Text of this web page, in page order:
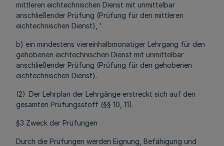
mittleren eichtechnischen Dienst mit unmittelbar
anschließender Prüfung (Prüfung für den mittleren
eichtechnischen Dienst), '
b) ein mindestens viereinhalbmonatiger Lehrgang für den
gehobenen eichtechnischen Dienst mit unmittelbar
anschließender Prüfung (Prüfung für den gehobenen
eichtechnischen Dienst).
(2) .Der Lehrplan der Lehrgänge erstreckt sich auf den
gesamten Prüfungsstoff (§§ 10, 11).
§3 Zweck der Prüfungen
Durch die Prüfungen werden Eignung, Befähigung und